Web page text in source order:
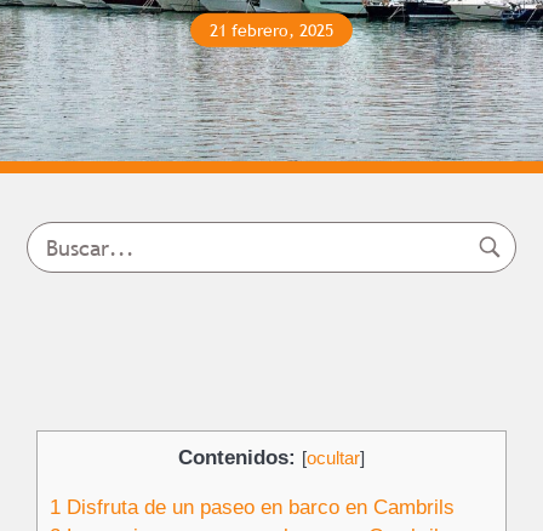
21 febrero, 2025
Contenidos: [ocultar]
1 Disfruta de un paseo en barco en Cambrils